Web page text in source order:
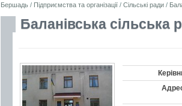
Бершадь / Підприємства та організації / Сільські ради /
Баланівська сільська